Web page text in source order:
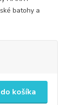
batohy a
košíka